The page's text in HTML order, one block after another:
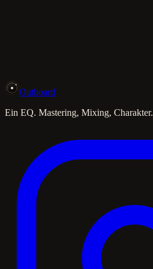
Outboard
Ein EQ. Mastering, Mixing, Charakter.